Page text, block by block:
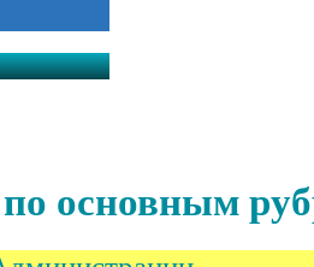
основным